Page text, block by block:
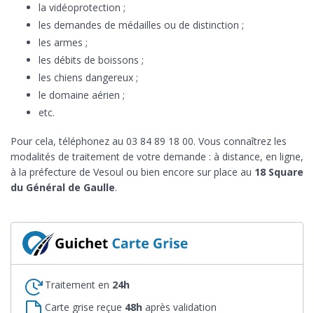
la vidéoprotection ;
les demandes de médailles ou de distinction ;
les armes ;
les débits de boissons ;
les chiens dangereux ;
le domaine aérien ;
etc.
Pour cela, téléphonez au 03 84 89 18 00. Vous connaîtrez les
modalités de traitement de votre demande : à distance, en ligne,
à la préfecture de Vesoul ou bien encore sur place au 18 Square
du Général de Gaulle.
Traitement en 24h
Carte grise reçue 48h après validation